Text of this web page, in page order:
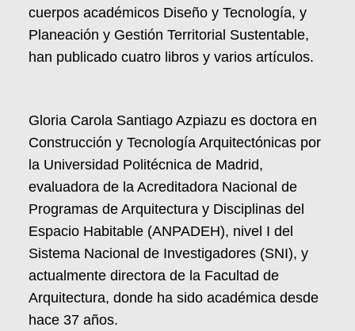
cuerpos académicos Diseño y Tecnología, y
Planeación y Gestión Territorial Sustentable,
han publicado cuatro libros y varios artículos.
Gloria Carola Santiago Azpiazu es doctora en
Construcción y Tecnología Arquitectónicas por
la Universidad Politécnica de Madrid,
evaluadora de la Acreditadora Nacional de
Programas de Arquitectura y Disciplinas del
Espacio Habitable (ANPADEH), nivel I del
Sistema Nacional de Investigadores (SNI), y
actualmente directora de la Facultad de
Arquitectura, donde ha sido académica desde
hace 37 años.